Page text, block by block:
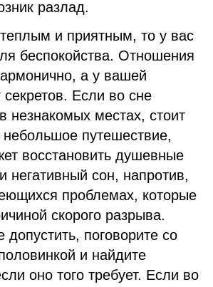
разлад.
и приятным, то у вас
беспокойства. Отношения
а у вашей
секретов. Если во сне
незнакомых местах, стоит
небольшое путешествие,
восстановить душевные
негативный сон, напротив,
проблемах, которые
скорого разрыва.
допустить, поговорите со
и найдите
оно того требует. Если во